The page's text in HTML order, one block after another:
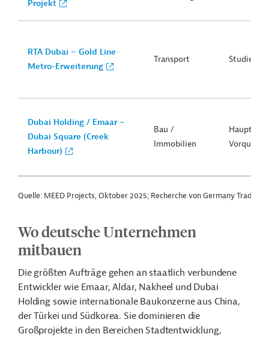
Projekt
RTA Dubai – Gold Line
Metro-Erweiterung
Transport Studie
Dubai Holding / Emaar –
Dubai Square (Creek
Harbour)
Bau /
Immobilien
Quelle: MEED Projects, Oktober 2025; Recherche von Germany Trade
Wo deutsche Unternehmen
mitbauen
Die größten Aufträge gehen an staatlich verbundene
Entwickler wie Emaar, Aldar, Nakheel und Dubai
Holding sowie internationale Baukonzerne aus China,
der Türkei und Südkorea. Sie dominieren die
Großprojekte in den Bereichen Stadtentwicklung,